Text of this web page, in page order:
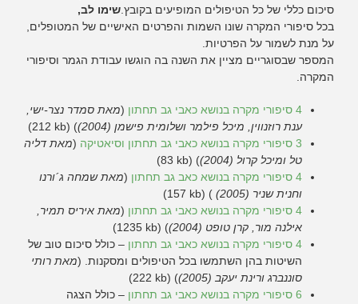
סיכום כללי של כל הטיפולים המופיעים בקובץ. שימו לב,
בכל סיפורי המקרה שונו השמות והפרטים האישיים של המטופלים,
על מנת לשמור על הפרטיות.
המספר שבסוגריים מציין את השנה בה הוגשו עבודת הגמר וסיפורי
המקרה.
4 סיפורי מקרה בנושא כאבי גב תחתון (מאת סמדר נצר-ישי,
ענת רוזנווין, מיכל פילמר ושלומית פישמן (2004)
)
(212 kb)
3 סיפורי מקרה בנושא כאבי גב תחתון וסיאטיקה
(מאת דליה
טל ומיכל קרול (2004)
)
(83 kb)
4 סיפורי מקרה בנושא כאב גב תחתון
(מאת שמחה ג´ורנו
וחנית שניר (2005)
)
(157 kb)
4 סיפורי מקרה בנושא כאבי גב תחתון
(מאת איריס תמיר,
אילנה מור, קרן טופט (2004)
)
(1235 kb)
4 סיפורי מקרה בנושא כאבי גב תחתון
– כולל סיכום טוב של
השיטות בהן השתמשו בכל הטיפולים ומסקנות. (מאת רותי
סוננברג ורינת יעקב (2005)
)
(222 kb)
6 סיפורי מקרה בנושא כאבי גב תחתון
– כולל הצגה